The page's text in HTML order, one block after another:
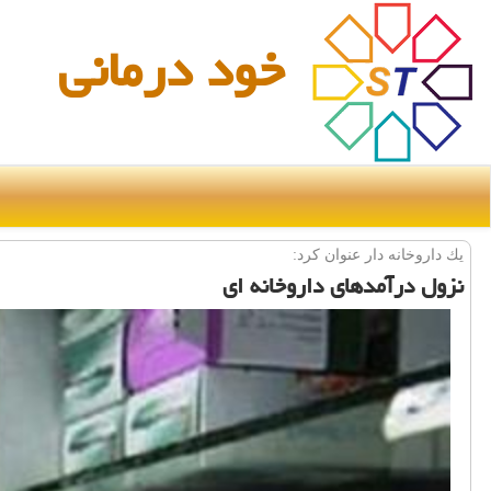
خود درمانی
یك داروخانه دار عنوان كرد:
نزول درآمدهای داروخانه ای